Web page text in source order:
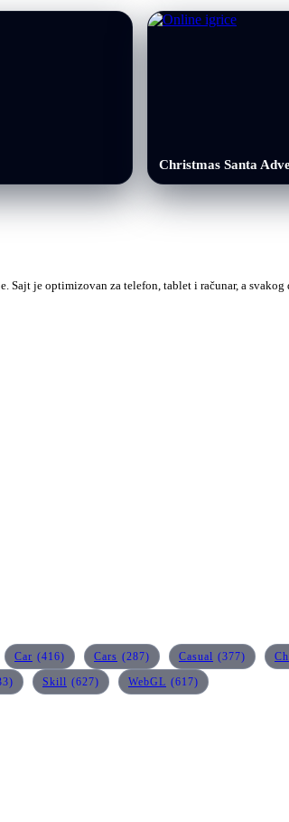
Christmas Santa
je optimizovan za telefon, tablet i računar, a svakog
Car (416) Cars (287) Casual (377)
Skill (627) WebGL (617)